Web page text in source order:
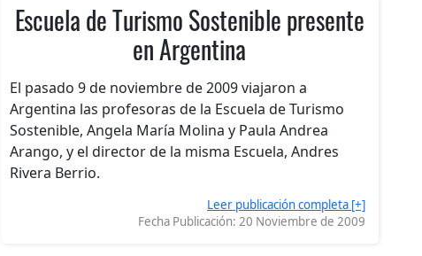
Escuela de Turismo Sostenible presente
en Argentina
El pasado 9 de noviembre de 2009 viajaron a
Argentina las profesoras de la Escuela de Turismo
Sostenible, Angela María Molina y Paula Andrea
Arango, y el director de la misma Escuela, Andres
Rivera Berrio.
Leer publicación completa [+]
Fecha Publicación: 20 Noviembre de 2009